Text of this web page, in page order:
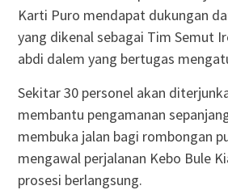
Karti Puro mendapat dukungan
yang dikenal sebagai Tim Semut
abdi dalem yang bertugas
Sekitar 30 personel akan
membantu pengamanan
membuka jalan bagi rombongan
mengawal perjalanan Kebo Bule
prosesi berlangsung.